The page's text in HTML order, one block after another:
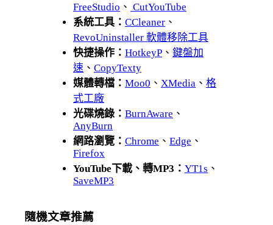
FreeStudio 、 CutYouTube
系統工具： CCleaner 、
RevoUninstaller 軟體移除工具
快捷操作： HotkeyP 、 鍵盤加
速 、 CopyTexty
媒體轉檔： Moo0 、 XMedia 、 格
式工廠
光碟燒錄： BurnAware 、
AnyBurn
網路瀏覽： Chrome 、 Edge 、
Firefox
YouTube下載、轉MP3： YT1s 、
SaveMP3
隨機文章推薦